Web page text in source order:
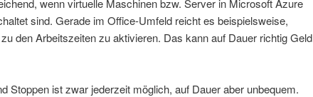
sind. Gerade im Office-Umfeld reicht es beispielsweise,
den Arbeitszeiten zu aktivieren. Das kann auf Dauer richtig Geld
Stoppen ist zwar jederzeit möglich, auf Dauer aber unbequem.